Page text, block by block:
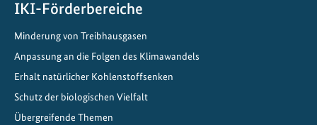
IKI-Förderbereiche
Minderung von Treibhausgasen
Anpassung an die Folgen des Klimawandels
Erhalt natürlicher Kohlenstoffsenken
Schutz der biologischen Vielfalt
Übergreifende Themen